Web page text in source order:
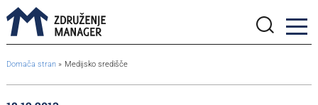
BreadcrumbsTemplate.TITLE_A11Y
Domača stran Medijsko središče